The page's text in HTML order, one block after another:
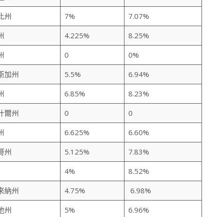
州
7%
7.07%
4.225%
8.25%
0
0%
加州
5.5%
6.94%
6.85%
8.23%
爾州
0
0
6.625%
6.60%
州
5.125%
7.83%
4%
8.52%
納州
4.75%
6.98%
州
5% 6.96%